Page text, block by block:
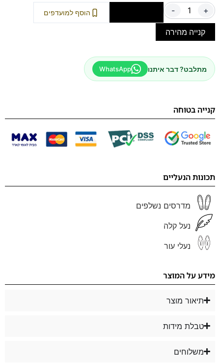
- + הוסף למועדפים
קנייה מהירה
מתלבט? דבר איתנו WhatsApp
קנייה בטוחה
תכונות הנעליים
מדרסים נשלפים
נעל קלה
נעלי עור
מידע על המוצר
תיאור מוצר
טבלת מידות
משלוחים